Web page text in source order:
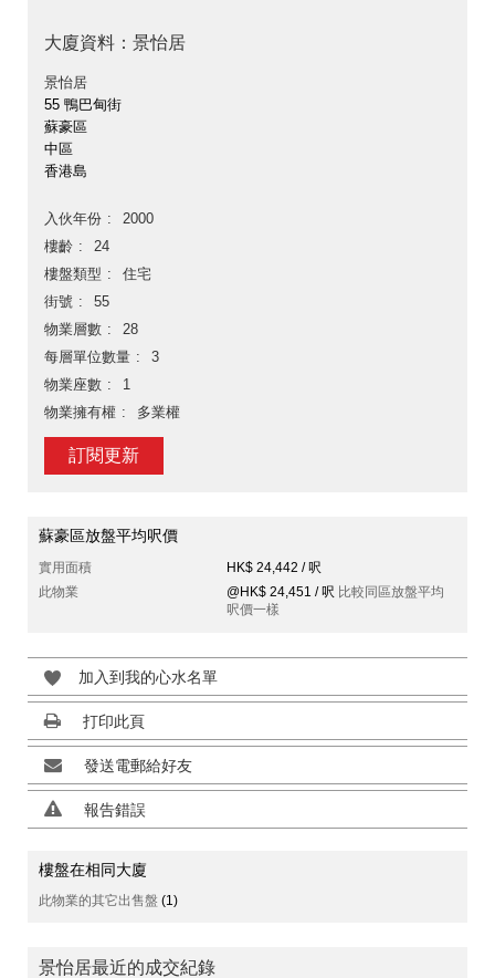
大廈資料：景怡居
景怡居
55 鴨巴甸街
蘇豪區
中區
香港島
入伙年份
2000
樓齡
24
樓盤類型
住宅
街號
55
物業層數
28
每層單位數量
3
物業座數
1
物業擁有權
多業權
訂閱更新
蘇豪區放盤平均呎價
實用面積
HK$ 24,442 / 呎
此物業
@HK$ 24,451 / 呎 比較同區放盤平均
呎價一樣
加入到我的心水名單
打印此頁
發送電郵給好友
報告錯誤
樓盤在相同大廈
此物業的其它出售盤 (1)
景怡居最近的成交紀錄